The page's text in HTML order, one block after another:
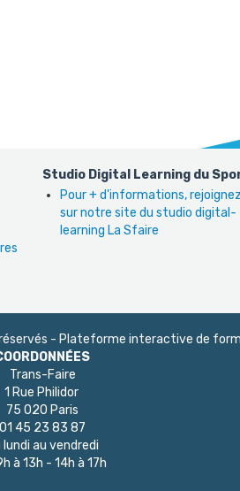
Studio Digital Learning du
Pour + d'informations,
sur notre site du studio digital-
learning La Sfaire
- Plateforme interactive de
Trans-Faire
1 Rue Philidor
75 020 Paris
01 45 23 83 87
lundi au vendredi
à 13h - 14h à 17h